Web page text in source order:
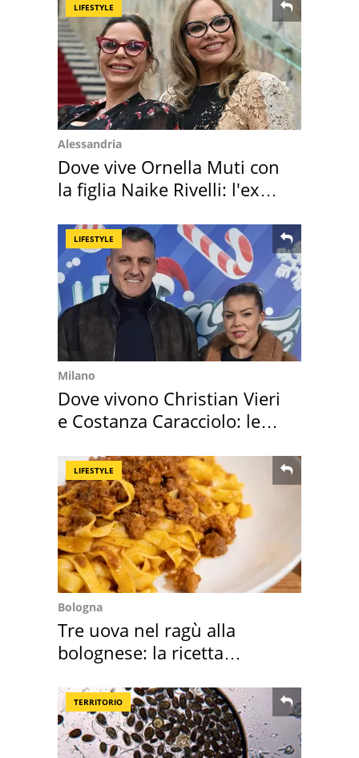
LIFESTYLE
Alessandria
Dove vive Ornella Muti con
la figlia Naike Rivelli: l'ex
LIFESTYLE
Milano
Dove vivono Christian Vieri
e Costanza Caracciolo: le
LIFESTYLE
Bologna
Tre uova nel ragù alla
bolognese: la ricetta
TERRITORIO